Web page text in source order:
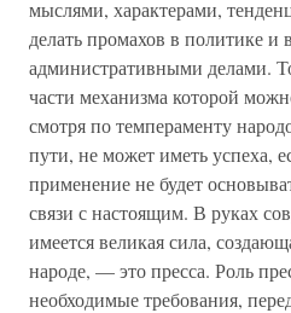
мыслями, характерами,
делать промахов в политике и
административными делами.
части механизма которой
смотря по темпераменту
пути, не может иметь успеха,
применение не будет
связи с настоящим. В руках
имеется великая сила,
народе, — это пресса. Роль
необходимые требования,